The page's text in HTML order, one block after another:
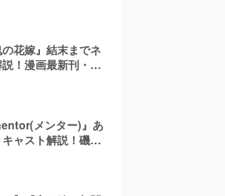
花嫁』結末までネ
！漫画最新刊・小
メンター)』あ
ャスト解説！磯村